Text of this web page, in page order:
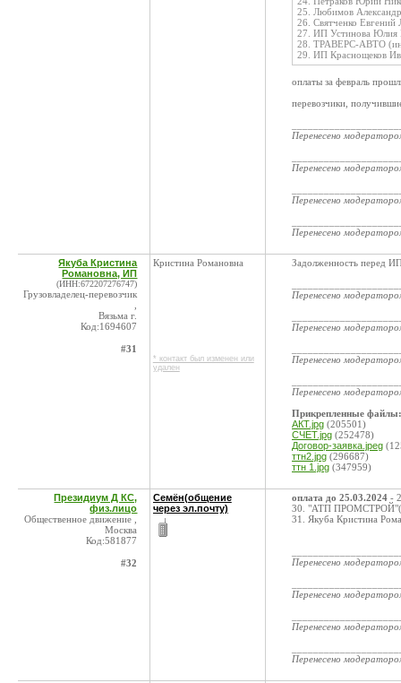
25. Любимов
26. Святченко
27. ИП Устинова Юлия
28. ТРАВЕРС-АВТО
29. ИП Краснощеков
оплаты за февраль
перевозчики,
Перенесено
Перенесено
Перенесено
Перенесено
Якуба Кристина
Романовна, ИП
(ИНН:672207276747)
Грузовладелец-перевозчик
Вязьма г.
Код:1694607
#31
Кристина Романовна
* контакт был изменен или
удален
Задолженность перед
Перенесено
Перенесено
Перенесено
Перенесено
Прикрепленные файлы:
АКТ.jpg (205501)
СЧЕТ.jpg (252478)
Договор-заявка.jpeg
ттн2.jpg (296687)
ттн 1.jpg (347959)
Президиум Д КС,
физ.лицо
Общественное движение ,
Москва
Код:581877
#32
Семён(общение
через эл.почту)
оплата до 25.03.2024 -
30. "АТП
31. Якуба Кристина
Перенесено
Перенесено
Перенесено
Перенесено